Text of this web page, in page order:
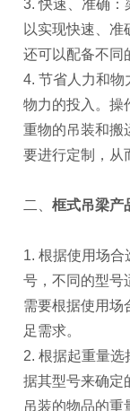
3. 快速、准确：
以实现快速、
还可以配备不同
4. 节省人力和物
物力的投入。操
重物的吊装和搬
要进行定制，从
二、框式吊梁产
1. 根据使用场
号，不同的型号
需要根据使用场
足需求。
2. 根据起重量
据其型号来确定
吊装的物品的重